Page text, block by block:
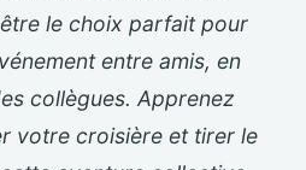
le choix parfait pour
entre amis, en
collègues. Apprenez
votre croisière et tirer le